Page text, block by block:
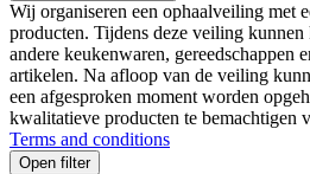
Wij organiseren een ophaalveiling met
producten. Tijdens deze veiling
andere keukenwaren, gereedschappen
artikelen. Na afloop van de veiling
een afgesproken moment worden
kwalitatieve producten te bemachtigen
Terms and conditions
Open filter